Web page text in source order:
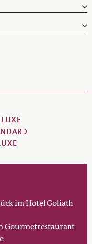
im Hotel Goliath
Gourmetrestaurant